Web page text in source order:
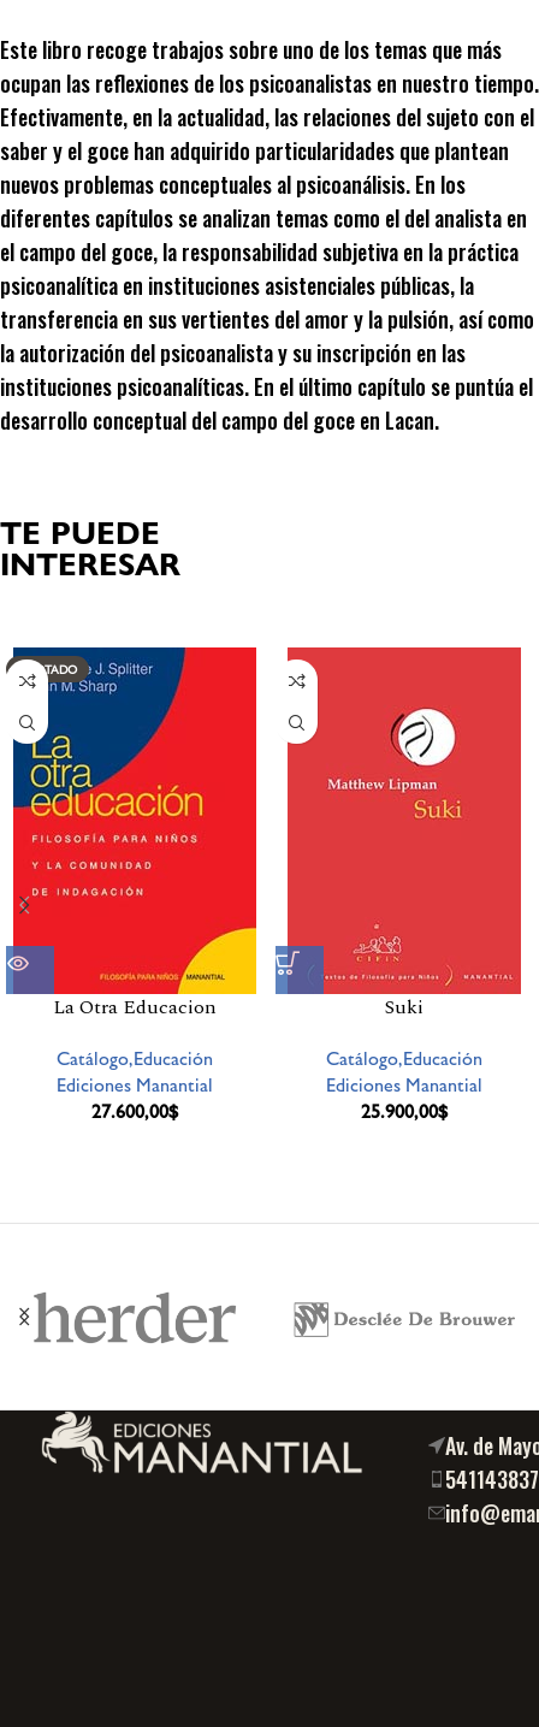
Este libro recoge trabajos sobre uno de los temas que más
ocupan las reflexiones de los psicoanalistas en nuestro tiempo.
Efectivamente, en la actualidad, las relaciones del sujeto con el
saber y el goce han adquirido particularidades que plantean
nuevos problemas conceptuales al psicoanálisis. En los
diferentes capítulos se analizan temas como el del analista en
el campo del goce, la responsabilidad subjetiva en la práctica
psicoanalítica en instituciones asistenciales públicas, la
transferencia en sus vertientes del amor y la pulsión, así como
la autorización del psicoanalista y su inscripción en las
instituciones psicoanalíticas. En el último capítulo se puntúa el
desarrollo conceptual del campo del goce en Lacan.
TE PUEDE
INTERESAR
AGOTADO
La Otra Educacion
Catálogo,Educación
Ediciones Manantial
27.600,00$
Suki
Catálogo,Educación
Ediciones Manantial
25.900,00$
Av. de